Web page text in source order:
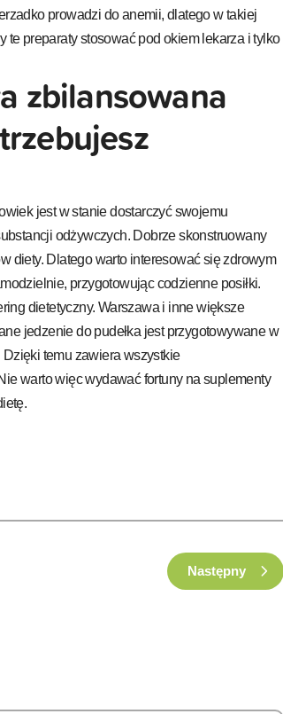
prowadzi do anemii, dlatego w takiej
preparaty stosować pod okiem lekarza i tylko
zbilansowana
jest w stanie dostarczyć swojemu
odżywczych. Dobrze skonstruowany
diety. Dlatego warto interesować się zdrowym
przygotowując codzienne posiłki.
dietetyczny. Warszawa i inne większe
jedzenie do pudełka jest przygotowywane w
temu zawiera wszystkie
warto więc wydawać fortuny na suplementy
Następny